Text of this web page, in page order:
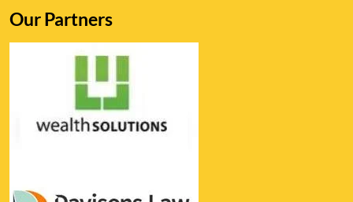
Our Partners